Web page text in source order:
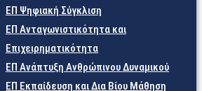
ΕΠ Ψηφιακή Σύγκλιση
ΕΠ Ανταγωνιστικότητα και
Επιχειρηματικότητα
ΕΠ Ανάπτυξη Ανθρώπινου Δυναμικού
ΕΠ Εκπαίδευση και Δια Βίου Μάθηση